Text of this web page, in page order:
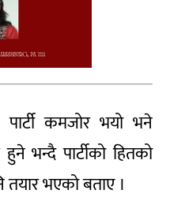
कमजोर भयो भने
भन्दै पार्टीको हितको
तयार भएको बताए ।